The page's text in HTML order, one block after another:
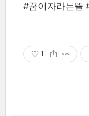
#꿈이자라는뜰
1